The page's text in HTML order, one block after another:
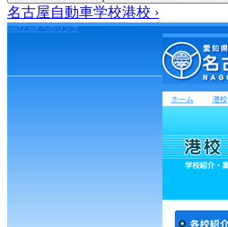
名古屋自動車学校港校 ›